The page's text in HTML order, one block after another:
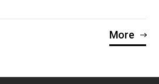
More